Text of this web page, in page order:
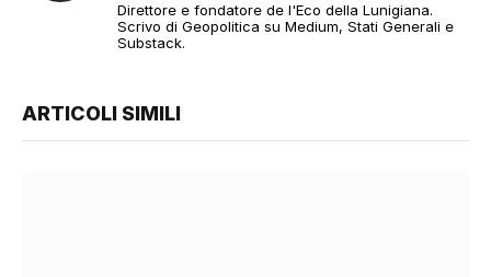
Direttore e fondatore de l'Eco della Lunigiana.
Scrivo di Geopolitica su Medium, Stati Generali e
Substack.
ARTICOLI SIMILI